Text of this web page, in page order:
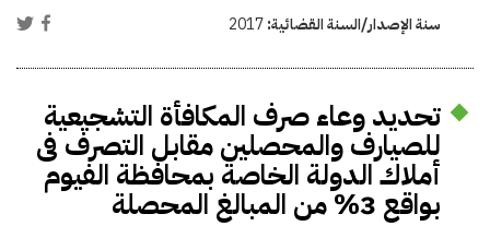
سنة الإصدار/السنة القضائية:2017
تحديد وعاء صرف المكافأة التشجيعية
للصيارف والمحصلين مقابل التصرف فى
أملاك الدولة الخاصة بمحافظة الفيوم
بواقع 3% من المبالغ المحصلة